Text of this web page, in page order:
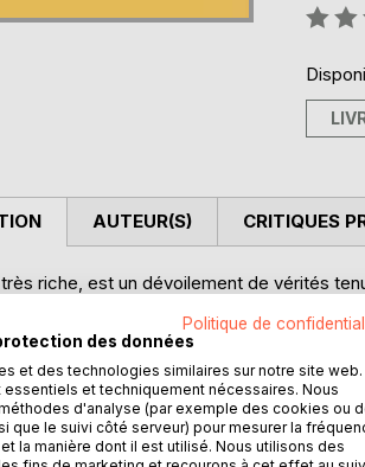
riche, est un dévoilement de vérités
prophétie(s) la naissance de Jean
le glorieux Précurseur ?
que Jean faisait au désert pendant les
AUTEUR(S) CRITIQUES
Politique de
des données
et des technologies similaires sur notre site web.
et techniquement nécessaires. Nous
d'analyse (par exemple des cookies ou
que le suivi côté serveur) pour mesurer la
la manière dont il est utilisé. Nous utilisons des